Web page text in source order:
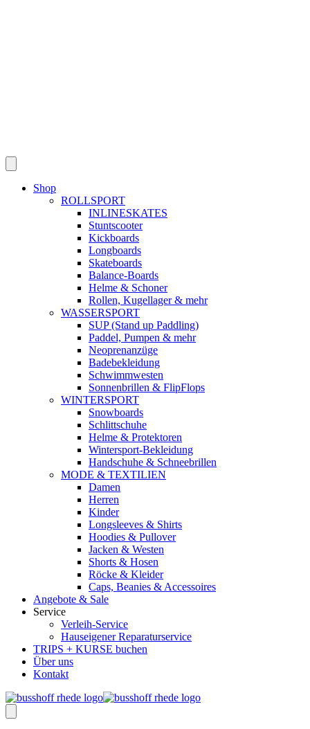
Shop
ROLLSPORT
INLINESKATES
Stuntscooter
Kickboards
Longboards
Skateboards
Balance-Boards
Helme & Schoner
Rollen, Kugellager & mehr
WASSERSPORT
SUP (Stand up Paddling)
Paddel, Pumpen & mehr
Neoprenanzüge
Badebekleidung
Schwimmwesten
Sonnenbrillen & FlipFlops
WINTERSPORT
Snowboards
Schlittschuhe
Helme & Protektoren
Wintersport-Bekleidung
Handschuhe & Schneebrillen
MODE & TEXTILIEN
Damen
Herren
Kinder
Longsleeves & Shirts
Hoodies & Pullover
Jacken & Westen
Shorts & Hosen
Röcke & Kleider
Caps, Beanies & Accessoires
Angebote & Sale
Service
Verleih-Service
Hauseigener Reparaturservice
TRIPS + KURSE buchen
Über uns
Kontakt